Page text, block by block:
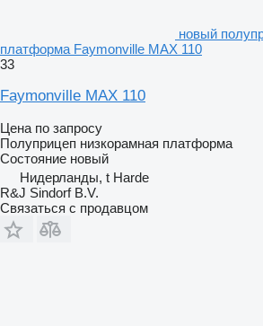
новый
платформа Faymonville MAX 110
33
Faymonville MAX 110
Цена по запросу
Полуприцеп низкорамная платформа
Состояние новый
Нидерланды, t Harde
R&J Sindorf B.V.
Связаться с продавцом